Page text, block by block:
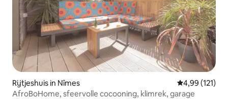
Rijtjeshuis in Nîmes Gemiddelde
4,99 (121)
AfroBoHome, sfeervolle cocooning, klimrek, garage